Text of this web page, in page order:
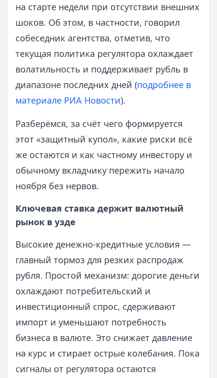
на старте недели при отсутствии внешних
шоков. Об этом, в частности, говорил
собеседник агентства, отметив, что
текущая политика регулятора охлаждает
волатильность и поддерживает рубль в
диапазоне последних дней (подробнее в
материале РИА Новости).
Разберёмся, за счёт чего формируется
этот «защитный купол», какие риски всё
же остаются и как частному инвестору и
обычному вкладчику пережить начало
ноября без нервов.
Ключевая ставка держит валютный
рынок в узде
Высокие денежно‑кредитные условия —
главный тормоз для резких распродаж
рубля. Простой механизм: дорогие деньги
охлаждают потребительский и
инвестиционный спрос, сдерживают
импорт и уменьшают потребность
бизнеса в валюте. Это снижает давление
на курс и стирает острые колебания. Пока
сигналы от регулятора остаются